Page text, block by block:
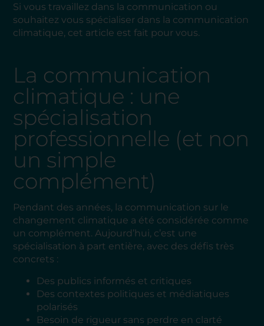
Si vous travaillez dans la communication ou
souhaitez vous spécialiser dans la communication
climatique, cet article est fait pour vous.
La communication
climatique : une
spécialisation
professionnelle (et non
un simple
complément)
Pendant des années, la communication sur le
changement climatique a été considérée comme
un complément. Aujourd’hui, c’est une
spécialisation à part entière, avec des défis très
concrets :
Des publics informés et critiques
Des contextes politiques et médiatiques
polarisés
Besoin de rigueur sans perdre en clarté